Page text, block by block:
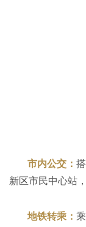
市内公交：
新区市民中心站
地铁转乘：